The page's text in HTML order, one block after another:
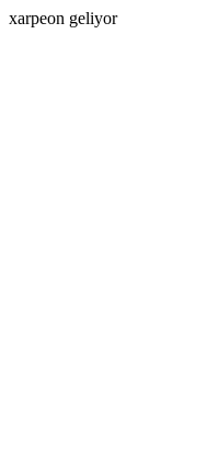
xarpeon geliyor